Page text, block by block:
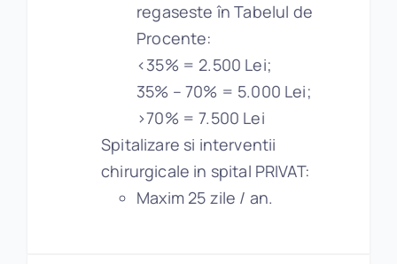
regaseste în Tabelul de
Procente:
<35% = 2.500 Lei;
35% – 70% = 5.000 Lei;
>70% = 7.500 Lei
Spitalizare si interventii
chirurgicale in spital PRIVAT:
Maxim 25 zile / an.